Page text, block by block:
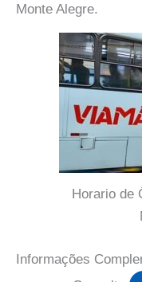
Monte Alegre.
Horario de
Informações